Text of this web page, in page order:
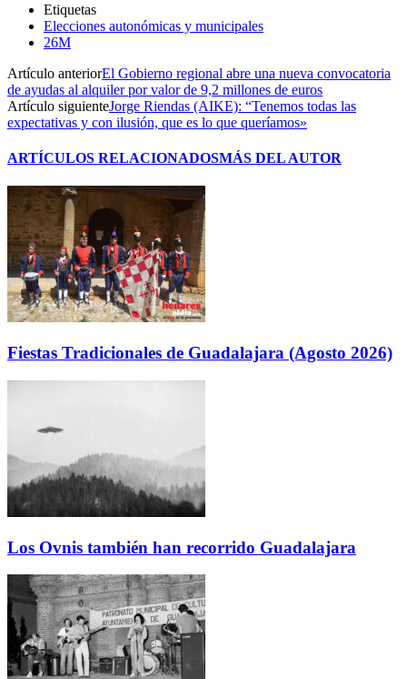
Etiquetas
Elecciones autonómicas y municipales
26M
Artículo anteriorEl Gobierno regional abre una nueva convocatoria
de ayudas al alquiler por valor de 9,2 millones de euros
Artículo siguienteJorge Riendas (AIKE): “Tenemos todas las
expectativas y con ilusión, que es lo que queríamos»
ARTÍCULOS RELACIONADOSMÁS DEL AUTOR
Fiestas Tradicionales de Guadalajara (Agosto 2026)
Los Ovnis también han recorrido Guadalajara